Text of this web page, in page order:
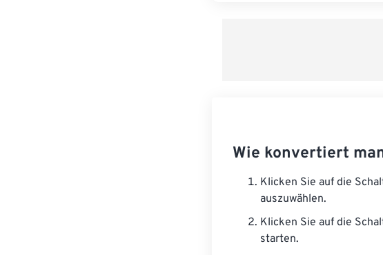
Wie konvertiert
Klicken Sie auf die
auszuwählen.
Klicken Sie auf die
starten.